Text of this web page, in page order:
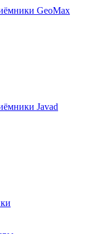
GeoMax
Javad